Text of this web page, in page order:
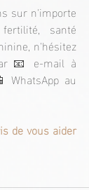
sur n'importe
santé
n'hésitez
de vous aider